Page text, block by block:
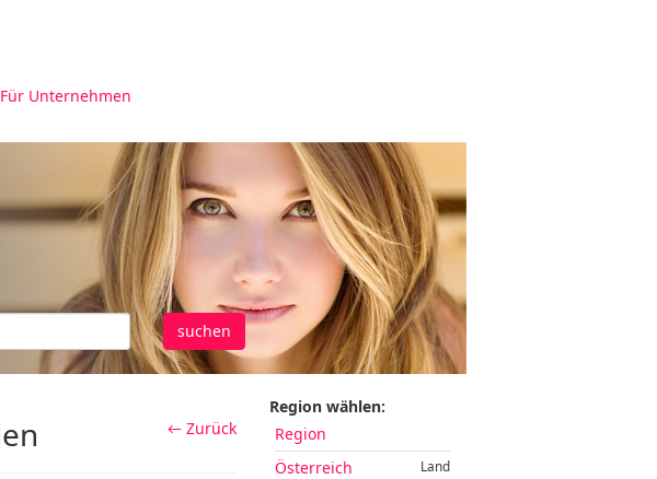
Für Unternehmen
suchen
← Zurück
Region wählen:
Region
Land
Österreich